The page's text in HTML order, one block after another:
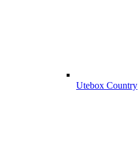
Utebox Country